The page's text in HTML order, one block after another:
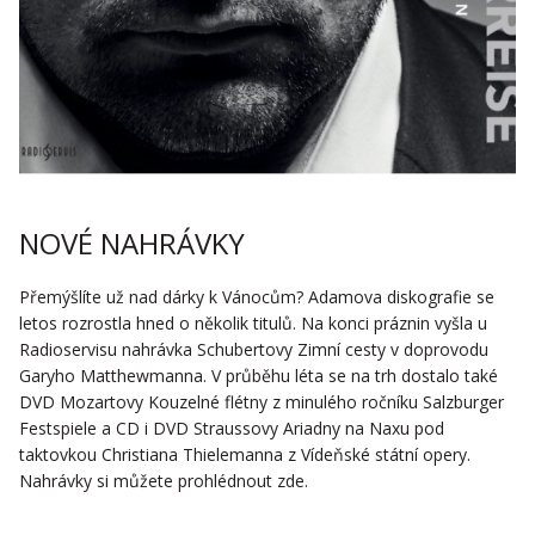
NOVÉ NAHRÁVKY
Přemýšlíte už nad dárky k Vánocům? Adamova diskografie se
letos rozrostla hned o několik titulů. Na konci práznin vyšla u
Radioservisu nahrávka Schubertovy Zimní cesty v doprovodu
Garyho Matthewmanna. V průběhu léta se na trh dostalo také
DVD Mozartovy Kouzelné flétny z minulého ročníku Salzburger
Festspiele a CD i DVD Straussovy Ariadny na Naxu pod
taktovkou Christiana Thielemanna z Vídeňské státní opery.
Nahrávky si můžete prohlédnout zde.